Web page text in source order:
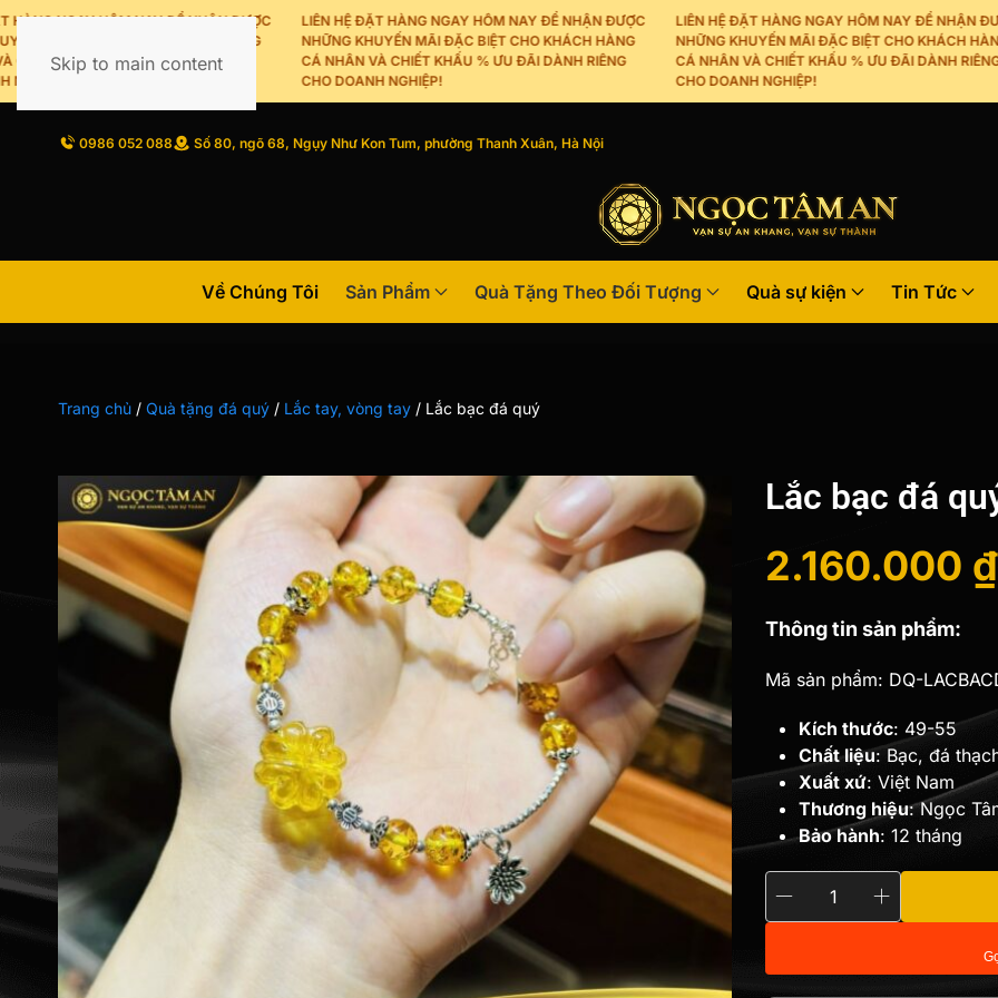
Skip to main content
NGAY HÔM NAY ĐỂ NHẬN ĐƯỢC
MÃI ĐẶC BIỆT CHO KHÁCH HÀNG
KHẤU % ƯU ĐÃI DÀNH RIÊNG
LIÊN HỆ ĐẶT HÀNG NGAY HÔM NAY ĐỂ NHẬN ĐƯỢC
NHỮNG KHUYẾN MÃI ĐẶC BIỆT CHO KHÁCH HÀNG
CÁ NHÂN VÀ CHIẾT KHẤU % ƯU ĐÃI DÀNH RIÊNG
CHO DOANH NGHIỆP!
LIÊN HỆ ĐẶT HÀNG NGAY HÔM NAY ĐỂ NHẬN ĐƯỢC
NHỮNG KHUYẾN MÃI ĐẶC BIỆT CHO KHÁCH HÀNG
CÁ NHÂN VÀ CHIẾT KHẤU % ƯU ĐÃI DÀNH RIÊNG
CHO DOANH NGHIỆP!
Về Chúng Tôi Sản Phẩm Quà Tặng Theo Đối Tượng Quà sự kiện Tin Tức
0986 052 088 Số 80, ngõ 68, Ngụy Như Kon Tum, phường Thanh Xuân, Hà Nội
Trang chủ / Quà tặng đá quý / Lắc tay, vòng tay / Lắc bạc đá quý
Lắc bạc đá
Giá
gốc
là:
2.400.000
2.160.000 ₫
Giá
hiện
tại
là:
2.160.000 ₫.
Thông tin sản phẩm:
Mã sản phẩm: DQ-
Kích thước: 49-55
Chất liệu: Bạc, đá
Xuất xứ: Việt Nam
Thương hiệu: Ngọc
Bảo hành: 12 tháng